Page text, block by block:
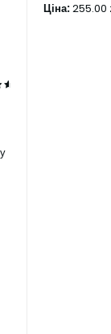
Ціна:255.00